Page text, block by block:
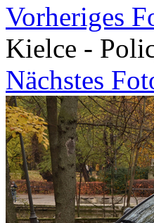
Vorheriges
Kielce -
Nächstes